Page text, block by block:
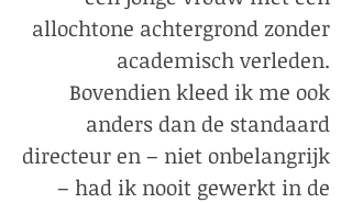
allochtone achtergrond zonder
academisch verleden.
Bovendien kleed ik me ook
anders dan de standaard
directeur en – niet onbelangrijk
– had ik nooit gewerkt in de